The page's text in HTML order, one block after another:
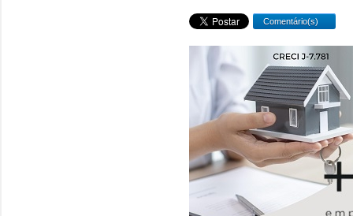
Comentário(s)